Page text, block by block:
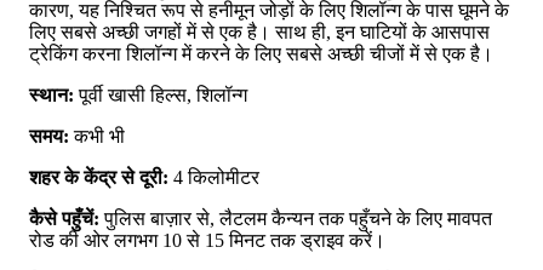
कारण, यह निश्चित रूप से हनीमून जोड़ों के लिए शिलॉन्ग के पास घूमने के
लिए सबसे अच्छी जगहों में से एक है। साथ ही, इन घाटियों के आसपास
ट्रेकिंग करना शिलॉन्ग में करने के लिए सबसे अच्छी चीजों में से एक है।
स्थान: पूर्वी खासी हिल्स, शिलॉन्ग
समय: कभी भी
शहर के केंद्र से दूरी: 4 किलोमीटर
कैसे पहुँचें: पुलिस बाज़ार से, लैटलम कैन्यन तक पहुँचने के लिए मावपत
रोड की ओर लगभग 10 से 15 मिनट तक ड्राइव करें।